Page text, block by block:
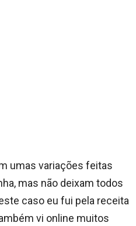
umas variações feitas
mas não deixam todos
caso eu fui pela receita
vi online muitos